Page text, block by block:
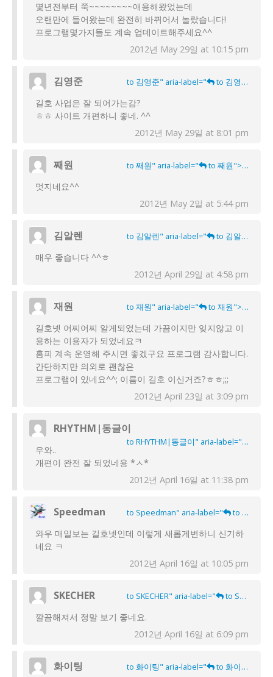
몇년전부터 쭉~~~~~~~~애용해왔었는데
오랜만에 들어왔는데 완전히 바뀌어서 놀랐습니다!
프로그램몇가지들도 계속 업데이트해주세요^^
2012년 May 29일 at 10:15 pm
김영준 to 김영준" aria-label=" to 김영준">
길호 사업은 잘 되어가는감?
ㅎㅎ 사이트 개편하니 좋네. ^^
2012년 May 29일 at 8:01 pm
째원 to 째원" aria-label=" to 째원">
멋지네요^^
2012년 May 2일 at 5:44 pm
김알렌 to 김알렌" aria-label=" to 김알렌">
매우 좋습니다 ^^ㅎ
2012년 April 29일 at 4:58 pm
재원 to 재원" aria-label=" to 재원">
길호넷 어찌어찌 알게되었는데 가끔이지만 잊지않고 이
용하는 이용자가 되었네요ㅋ
홈피 계속 운영해 주시면 좋겠구요 프로그램 감사합니다.
간단하지만 의외로 괜찮은
프로그램이 있네요^^; 이름이 길호 이신거죠?ㅎㅎ;;;
2012년 April 23일 at 3:09 pm
RHYTHM|동글이
to RHYTHM|동글이" aria-label="
우와..
개편이 완전 잘 되었네용 *ㅅ*
2012년 April 16일 at 11:38 pm
Speedman to Speedman" aria-label=" to Speedman">
와우 매일보는 길호넷인데 이렇게 새롭게변하니 신기하
네요 ㅋ
2012년 April 16일 at 10:05 pm
SKECHER to SKECHER" aria-label=" to SKECHER">
깔끔해져서 정말 보기 좋네요.
2012년 April 16일 at 6:09 pm
화이팅 to 화이팅" aria-label=" to 화이팅">